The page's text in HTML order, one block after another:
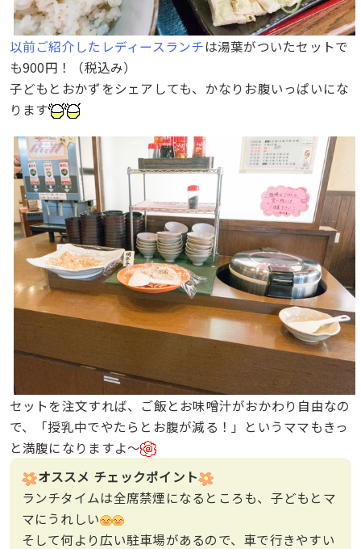
以前ご紹介したレディースランチは湯葉がついたセットで
も900円！（税込み）
子どもとおかずをシェアしても、かなりお腹いっぱいにな
ります
セットを注文すれば、ご飯とお味噌汁がおかわり自由なの
で、「授乳中でやたらとお腹が減る！」というママもきっ
と満腹になりますよ〜
オススメ チェックポイント
ランチタイムは全席禁煙になるところも、子どもとマ
マにうれしい
そして何より広い駐車場があるので、車で行きやすい